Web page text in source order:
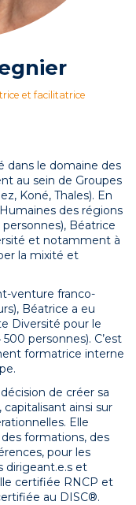
et facilitatrice
dans le domaine des
au sein de Groupes
Koné, Thales). En
des régions
Béatrice
et notamment à
la mixité et
venture franco-
Béatrice a eu
Diversité pour le
personnes). C’est
formatrice interne
de créer sa
ainsi sur
Elle
formations, des
pour les
dirigeant.e.s et
certifiée RNCP et
au DISC®.